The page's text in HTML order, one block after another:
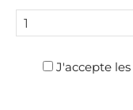
J'accepte les